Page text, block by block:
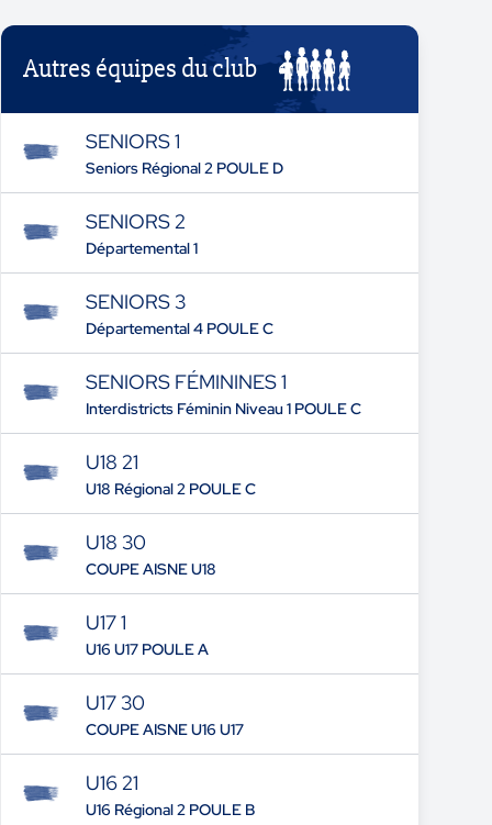
Autres équipes du club
SENIORS 1
Seniors Régional 2 POULE D
SENIORS 2
Départemental 1
SENIORS 3
Départemental 4 POULE C
SENIORS FÉMININES 1
Interdistricts Féminin Niveau 1 POULE C
U18 21
U18 Régional 2 POULE C
U18 30
COUPE AISNE U18
U17 1
U16 U17 POULE A
U17 30
COUPE AISNE U16 U17
U16 21
U16 Régional 2 POULE B